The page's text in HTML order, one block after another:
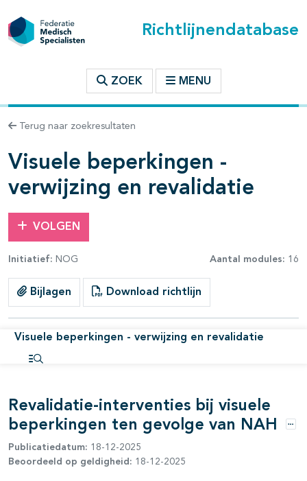
Richtlijnendatabase
ZOEK MENU
Terug naar zoekresultaten
Visuele beperkingen -
verwijzing en revalidatie
VOLGEN
Initiatief: NOG Aantal modules: 16
Bijlagen Download richtlijn
Visuele beperkingen - verwijzing en revalidatie
openklappen
open- en dichtklappen
open- en dichtklappen
Revalidatie-interventies bij visuele
beperkingen ten gevolge van NAH
Publicatiedatum: 18-12-2025
Beoordeeld op geldigheid: 18-12-2025